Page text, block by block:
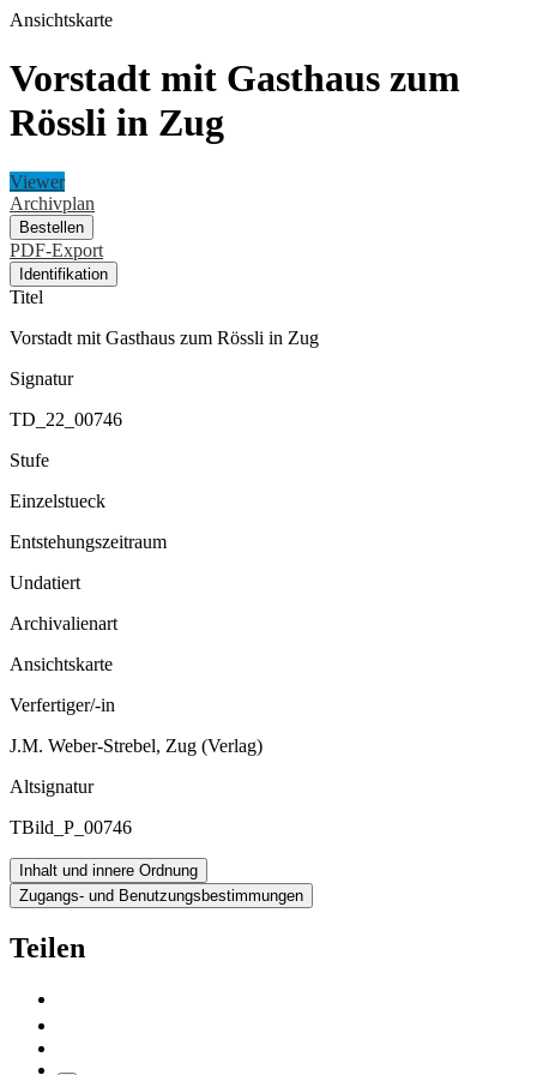
Ansichtskarte
Vorstadt mit Gasthaus zum
Rössli in Zug
Viewer
Archivplan
Bestellen
PDF-Export
Identifikation
Titel
Vorstadt mit Gasthaus zum Rössli in Zug
Signatur
TD_22_00746
Stufe
Einzelstueck
Entstehungszeitraum
Undatiert
Archivalienart
Ansichtskarte
Verfertiger/-in
J.M. Weber-Strebel, Zug (Verlag)
Altsignatur
TBild_P_00746
Inhalt und innere Ordnung
Zugangs- und Benutzungsbestimmungen
Teilen